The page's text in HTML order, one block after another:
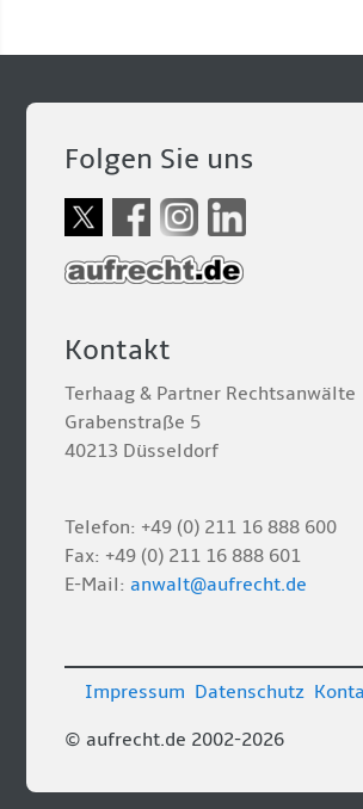
Folgen Sie uns
Kontakt
Terhaag & Partner Rechtsanwälte
Grabenstraße 5
40213 Düsseldorf
Telefon: +49 (0) 211 16 888 600
Fax: +49 (0) 211 16 888 601
E-Mail:anwalt@aufrecht.de
© aufrecht.de 2002-2026
Impressum Datenschutz